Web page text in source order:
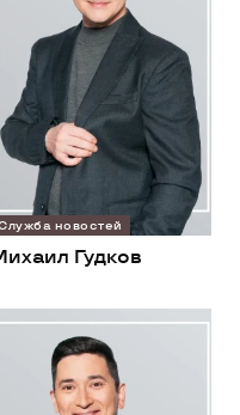
новостей
Гудков